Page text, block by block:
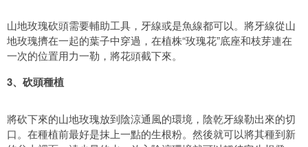
山地玫瑰砍頭需要輔助工具，牙線或是魚線都可以。將牙線從山
地玫瑰擠在一起的葉子中穿過，在植株“玫瑰花”底座和枝芽連在
一次的位置用力一勒，將花頭截下來。
3、砍頭種植
將砍下來的山地玫瑰放到陰涼通風的環境，陰乾牙線勒出來的切
口。在種植前最好是抹上一點的生根粉。然後就可以將其種到新